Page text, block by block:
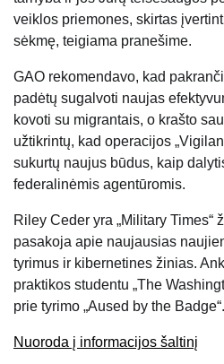
veiklos priemones, skirtas
sėkmę, teigiama pranešime.
GAO rekomendavo, kad
padėtų sugalvoti naujas
kovoti su migrantais, o krašto
užtikrintų, kad operacijos
sukurtų naujus būdus, kaip
federalinėmis agentūromis.
Riley Ceder yra „Military Times“
pasakoja apie naujausias
tyrimus ir kibernetines žinias.
praktikos studentu „The
prie tyrimo „Aused by the Badge“.
Nuoroda į informacijos šaltinį